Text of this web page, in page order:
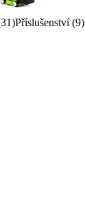
Příslušenství (9)